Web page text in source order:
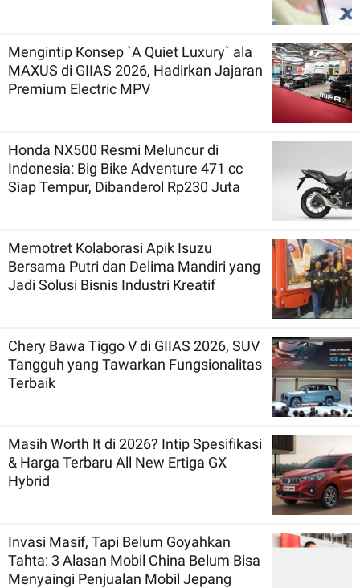
Mengintip Konsep `A Quiet Luxury` ala
MAXUS di GIIAS 2026, Hadirkan Jajaran
Premium Electric MPV
Honda NX500 Resmi Meluncur di
Indonesia: Big Bike Adventure 471 cc
Siap Tempur, Dibanderol Rp230 Juta
Memotret Kolaborasi Apik Isuzu
Bersama Putri dan Delima Mandiri yang
Jadi Solusi Bisnis Industri Kreatif
Chery Bawa Tiggo V di GIIAS 2026, SUV
Tangguh yang Tawarkan Fungsionalitas
Terbaik
Masih Worth It di 2026? Intip Spesifikasi
& Harga Terbaru All New Ertiga GX
Hybrid
Invasi Masif, Tapi Belum Goyahkan
Tahta: 3 Alasan Mobil China Belum Bisa
Menyaingi Penjualan Mobil Jepang